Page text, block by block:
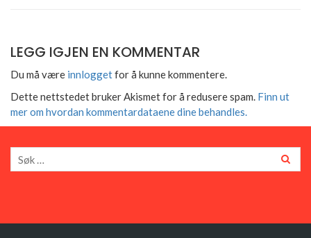
LEGG IGJEN EN KOMMENTAR
Du må være innloggetfor å kunne kommentere.
Dette nettstedet bruker Akismet for å redusere spam. Finn ut
mer om hvordan kommentardataene dine behandles.